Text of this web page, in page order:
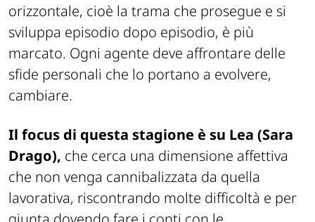
orizzontale, cioè la trama che prosegue e si
sviluppa episodio dopo episodio, è più
marcato. Ogni agente deve affrontare delle
sfide personali che lo portano a evolvere,
cambiare.
Il focus di questa stagione è su Lea (Sara
Drago), che cerca una dimensione affettiva
che non venga cannibalizzata da quella
lavorativa, riscontrando molte difficoltà e per